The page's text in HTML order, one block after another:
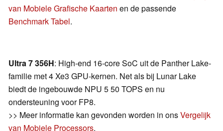
van Mobiele Grafische Kaarten en de passende
Benchmark Tabel.
Ultra 7 356H: High-end 16-core SoC uit de Panther Lake-
familie met 4 Xe3 GPU-kernen. Net als bij Lunar Lake
biedt de ingebouwde NPU 5 50 TOPS en nu
ondersteuning voor FP8.
>> Meer informatie kan gevonden worden in onsVergelijk
van Mobiele Processors.